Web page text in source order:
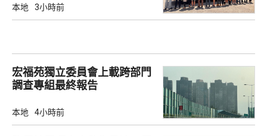
本地 3小時前
宏福苑獨立委員會上載跨部門
調查專組最終報告
本地 4小時前